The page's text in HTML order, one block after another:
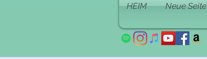
HEIM Neue Seite